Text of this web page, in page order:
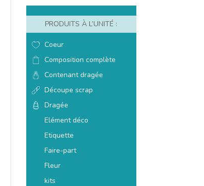
PRODUITS À L’UNITÉ :
Coeur
Composition complète
Contenant dragée
Découpe scrap
Dragée
Elément déco
Etiquette
Faire-part
Fleur
kits